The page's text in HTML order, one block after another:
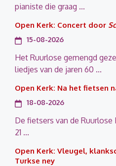
pianiste die graag ...
Open Kerk: Concert door
15-08-2026
Het Ruurlose gemengd
liedjes van de jaren 60 ...
Open Kerk: Na het fietsen
18-08-2026
De fietsers van de Ruurlose
21 ...
Open Kerk: Vleugel,
Turkse ney